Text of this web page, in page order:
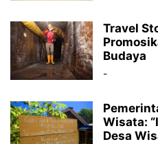
Travel
Budaya
-
Wisata:
Desa